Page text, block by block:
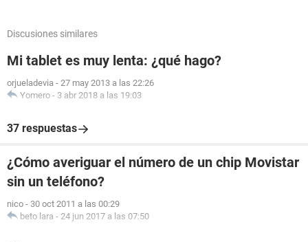
Discusiones similares
Mi tablet es muy lenta: ¿qué hago?
orjueladevia - 27 may 2013 a las 22:26
Yomero - 3 abr 2018 a las 19:03
37 respuestas
¿Cómo averiguar el número de un chip Movistar
sin un teléfono?
nico - 30 oct 2011 a las 00:29
beto lara - 24 jun 2017 a las 07:50